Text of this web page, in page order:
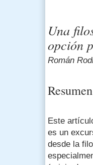
Una
opción
Román
Resumen
Este
es un
desde la